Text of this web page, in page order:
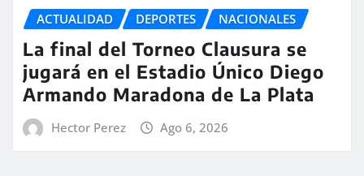
ACTUALIDAD DEPORTES NACIONALES
La final del Torneo Clausura se
jugará en el Estadio Único Diego
Armando Maradona de La Plata
Hector Perez Ago 6, 2026